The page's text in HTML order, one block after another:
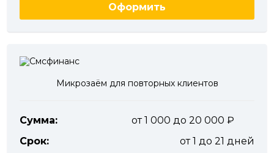
Оформить
Микрозаём для повторных клиентов
Сумма:
от 1 000 до 20 000
Срок:
от 1 до 21 дней